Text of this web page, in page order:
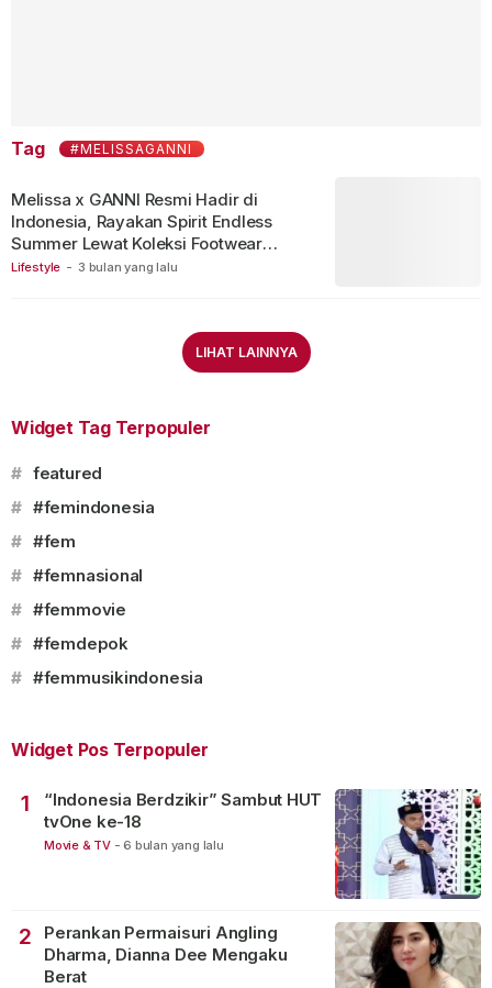
Tag #MELISSAGANNI
Lifestyle - 3 bulan yang lalu
Melissa x GANNI Resmi Hadir di
Indonesia, Rayakan Spirit Endless
Summer Lewat Koleksi Footwear
Limited Edition
LIHAT LAINNYA
Widget Tag Terpopuler
# featured
# #femindonesia
# #fem
# #femnasional
# #femmovie
# #femdepok
# #femmusikindonesia
Widget Pos Terpopuler
1
“Indonesia Berdzikir” Sambut HUT
tvOne ke-18
Movie & TV - 6 bulan yang lalu
2
Perankan Permaisuri Angling
Dharma, Dianna Dee Mengaku
Berat